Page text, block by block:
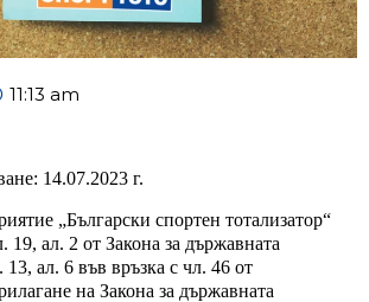
11:13 am
14.07.2023 г.
„Български спортен тотализатор“
19, ал. 2 от Закона за държавната
13, ал. 6 във връзка с чл. 46 от
на Закона за държавната